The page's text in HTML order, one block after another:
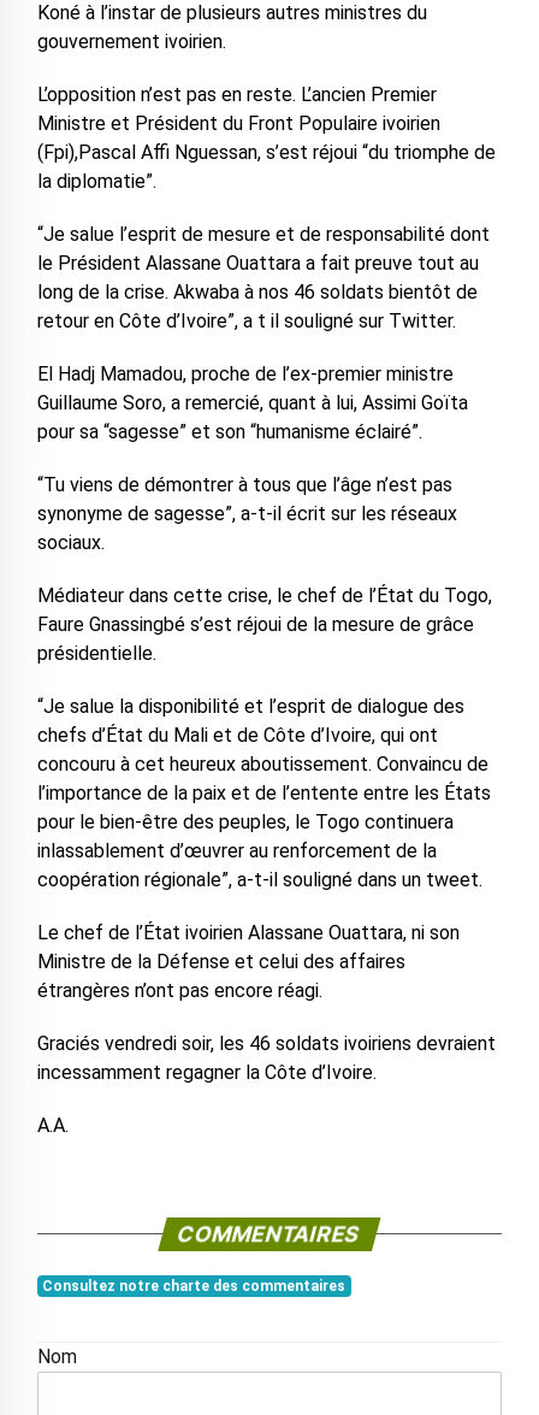
Koné à l’instar de plusieurs autres ministres du
gouvernement ivoirien.
L’opposition n’est pas en reste. L’ancien Premier
Ministre et Président du Front Populaire ivoirien
(Fpi),Pascal Affi Nguessan, s’est réjoui “du triomphe de
la diplomatie”.
“Je salue l’esprit de mesure et de responsabilité dont
le Président Alassane Ouattara a fait preuve tout au
long de la crise. Akwaba à nos 46 soldats bientôt de
retour en Côte d’Ivoire”, a t il souligné sur Twitter.
El Hadj Mamadou, proche de l’ex-premier ministre
Guillaume Soro, a remercié, quant à lui, Assimi Goïta
pour sa “sagesse” et son “humanisme éclairé”.
“Tu viens de démontrer à tous que l’âge n’est pas
synonyme de sagesse”, a-t-il écrit sur les réseaux
sociaux.
Médiateur dans cette crise, le chef de l’État du Togo,
Faure Gnassingbé s’est réjoui de la mesure de grâce
présidentielle.
“Je salue la disponibilité et l’esprit de dialogue des
chefs d’État du Mali et de Côte d’Ivoire, qui ont
concouru à cet heureux aboutissement. Convaincu de
l’importance de la paix et de l’entente entre les États
pour le bien-être des peuples, le Togo continuera
inlassablement d’œuvrer au renforcement de la
coopération régionale”, a-t-il souligné dans un tweet.
Le chef de l’État ivoirien Alassane Ouattara, ni son
Ministre de la Défense et celui des affaires
étrangères n’ont pas encore réagi.
Graciés vendredi soir, les 46 soldats ivoiriens devraient
incessamment regagner la Côte d’Ivoire.
A.A.
COMMENTAIRES
Consultez notre charte des commentaires
Nom